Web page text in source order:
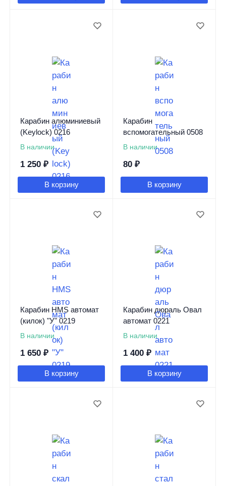
Карабин алюминиевый
(Keylock) 0216
В наличии
1 250 ₽
В корзину
Карабин
вспомогательный 0508
В наличии
80 ₽
В корзину
Карабин HMS автомат
(килок) "У" 0219
В наличии
1 650 ₽
В корзину
Карабин дюраль Овал
автомат 0221
В наличии
1 400 ₽
В корзину